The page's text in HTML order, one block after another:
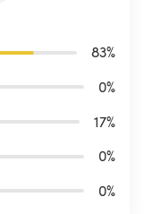
83%
0%
17%
0%
0%